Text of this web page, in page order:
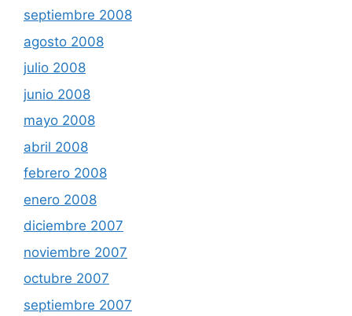
septiembre 2008
agosto 2008
julio 2008
junio 2008
mayo 2008
abril 2008
febrero 2008
enero 2008
diciembre 2007
noviembre 2007
octubre 2007
septiembre 2007